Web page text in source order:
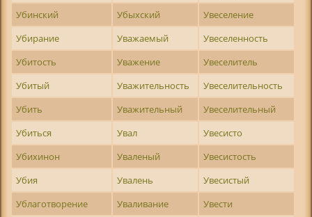
Убинский
Убыхский
Увеселение
Убирание
Уважаемый
Увеселенность
Убитость
Уважение
Увеселитель
Убитый
Уважительность
Увеселительность
Убить
Уважительный
Увеселительный
Убиться
Увал
Увесисто
Убихинон
Уваленый
Увесистость
Убия
Увалень
Увесистый
Ублаготворение
Уваливание
Увести